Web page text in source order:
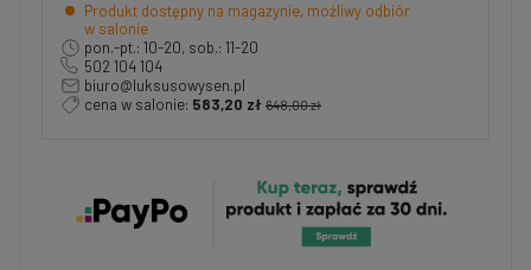
Produkt dostępny na magazynie, możliwy odbiór
w salonie
pon.-pt.: 10-20, sob.: 11-20
502 104 104
biuro@luksusowysen.pl
cena w salonie: 583,20 zł 648,00 zł